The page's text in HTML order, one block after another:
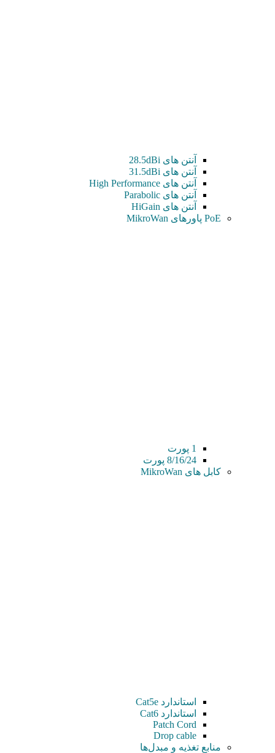
آنتن های 28.5dBi
آنتن های 31.5dBi
آنتن های High Performance
آنتن های Parabolic
آنتن های HiGain
PoE پاورهای MikroWan
1 پورت
8/16/24 پورت
کابل های MikroWan
استاندارد Cat5e
استاندارد Cat6
Patch Cord
Drop cable
منابع تغذیه و مبدل‌ها